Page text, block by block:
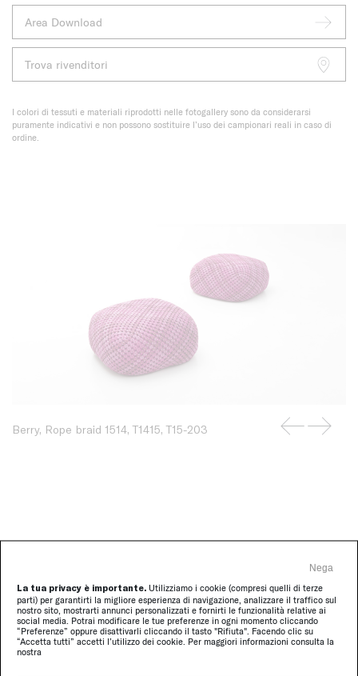
La tua privacy è importante. Utilizziamo i cookie (compresi quelli di terze
parti) per garantirti la migliore esperienza di navigazione, analizzare il traffico sul
nostro sito, mostrarti annunci personalizzati e fornirti le funzionalità relative ai
social media. Potrai modificare le tue preferenze in ogni momento cliccando
“Preferenze” oppure disattivarli cliccando il tasto "Rifiuta". Facendo clic su
“Accetta tutti” accetti l’utilizzo dei cookie. Per maggiori informazioni consulta la
nostra
Nega
Area Download
Trova rivenditori
I colori di tessuti e materiali riprodotti nelle fotogallery sono da considerarsi
puramente indicativi e non possono sostituire l’uso dei campionari reali in caso di
ordine.
Berry, Rope braid 1514, T1415, T15-203
Rope T